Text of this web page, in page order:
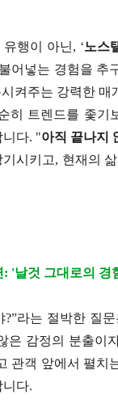
유행이 아닌, ‘노스
어넣는 경험을
켜주는 강력한 매
히 트렌드를 좇기
니다. "아직 끝나지
시키고, 현재의
'날것 그대로의
?”라는 절박한 질
은 감정의 분출이
관객 앞에서 펼
니다.